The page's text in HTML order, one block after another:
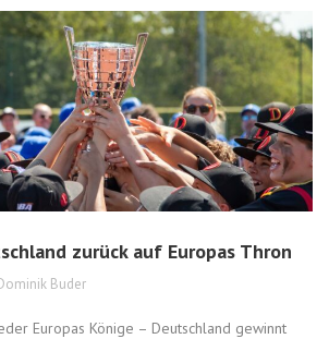
zurück auf Europas Thron
Buder
Europas Könige – Deutschland gewinnt